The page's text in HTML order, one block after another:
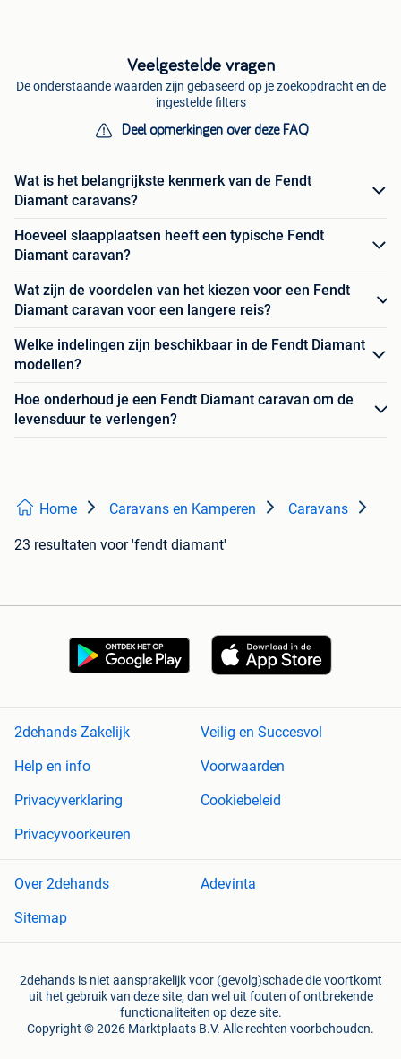
Veelgestelde vragen
De onderstaande waarden zijn gebaseerd op je zoekopdracht en de
ingestelde filters
Deel opmerkingen over deze FAQ
Wat is het belangrijkste kenmerk van de Fendt
Diamant caravans?
Hoeveel slaapplaatsen heeft een typische Fendt
Diamant caravan?
Wat zijn de voordelen van het kiezen voor een Fendt
Diamant caravan voor een langere reis?
Welke indelingen zijn beschikbaar in de Fendt Diamant
modellen?
Hoe onderhoud je een Fendt Diamant caravan om de
levensduur te verlengen?
Home Caravans en Kamperen Caravans
23 resultaten voor 'fendt diamant'
2dehands Zakelijk
Veilig en Succesvol
Help en info
Voorwaarden
Privacyverklaring
Cookiebeleid
Privacyvoorkeuren
Over 2dehands
Adevinta
Sitemap
2dehands is niet aansprakelijk voor (gevolg)schade die voortkomt
uit het gebruik van deze site, dan wel uit fouten of ontbrekende
functionaliteiten op deze site.
Copyright © 2026 Marktplaats B.V. Alle rechten voorbehouden.